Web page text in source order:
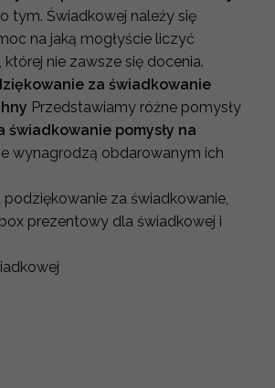
tym. Świadkowej należy się
na jaką mogłyście liczyć
nie zawsze się docenia.
za świadkowanie
Przedstawiamy różne pomysły
świadkowanie pomysły na
wynagrodzą obdarowanym ich
za świadkowanie,
prezentowy dla świadkowej i